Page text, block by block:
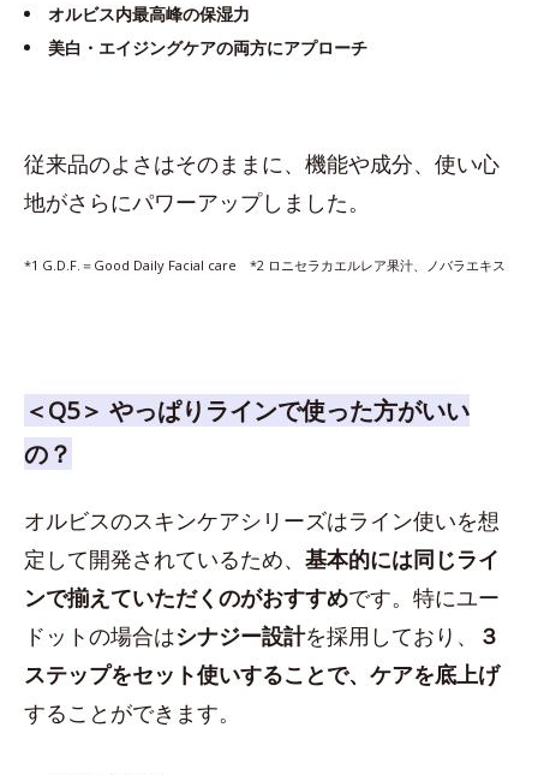
オルビス内最高峰の保湿力
美白・エイジングケアの両方にアプローチ
従来品のよさはそのままに、機能や成分、使い心
地がさらにパワーアップしました。
*1 G.D.F.＝Good Daily Facial care *2 ロニセラカエルレア果汁、ノバラエキス
＜Q5＞ やっぱりラインで使った方がいい
の？
オルビスのスキンケアシリーズはライン使いを想
定して開発されているため、 基本的には同じライ
ンで揃えていただくのがおすすめです。特にユー
ドットの場合はシナジー設計を採用しており、
３
ステップをセット使いすることで、ケアを底上げ
することができます。